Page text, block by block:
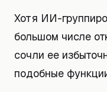
Хотя ИИ-
большом числе
сочли ее
подобные